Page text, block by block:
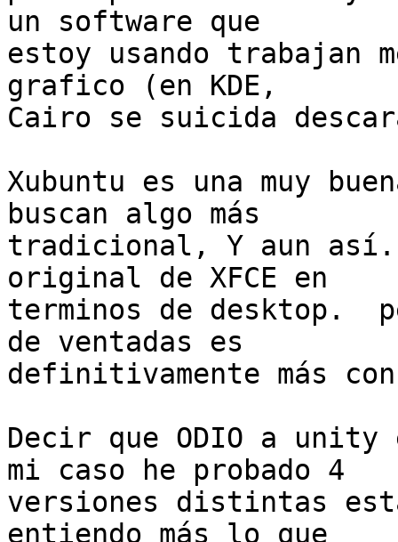
un software que
estoy usando trabajan
grafico (en KDE,
Cairo se suicida
Xubuntu es una muy
buscan algo más
tradicional, Y aun
original de XFCE en
terminos de desktop.
de ventadas es
definitivamente más
Decir que ODIO a
mi caso he probado 4
versiones distintas
entiendo más lo que